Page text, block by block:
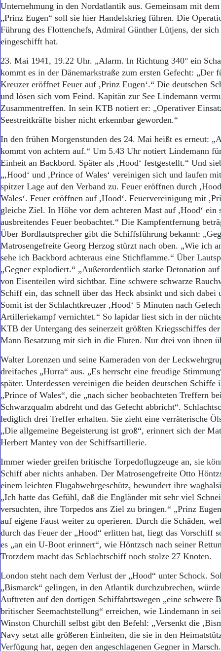
Unternehmung in den Nordatlantik aus. Gemeinsam mit
„Prinz Eugen“ soll sie hier Handelskrieg führen. Die
Führung des Flottenchefs, Admiral Günther Lütjens, der
eingeschifft hat.
23. Mai 1941, 19.22 Uhr. „Alarm. In Richtung 340° ein
kommt es in der Dänemarkstraße zum ersten Gefecht: „Der
Kreuzer eröffnet Feuer auf ,Prinz Eugen‘.“ Die deutschen
und lösen sich vom Feind. Kapitän zur See Lindemann
Zusammentreffen. In sein KTB notiert er: „Operativer
Seestreitkräfte bisher nicht erkennbar geworden.“
In den frühen Morgenstunden des 24. Mai heißt es erneut:
kommt von achtern auf.“ Um 5.43 Uhr notiert Lindemann
Einheit an Backbord. Später als ,Hood‘ festgestellt.“ Und
„,Hood‘ und ,Prince of Wales‘ vereinigen sich und laufen
spitzer Lage auf den Verband zu. Feuer eröffnen durch
Wales‘. Feuer eröffnen auf ,Hood‘. Feuervereinigung mit
gleiche Ziel. In Höhe vor dem achteren Mast auf ,Hood‘ ein
ausbreitendes Feuer beobachtet.“ Die Kampfentfernung
Über Bordlautsprecher gibt die Schiffsführung bekannt:
Matrosengefreite Georg Herzog stürzt nach oben. „Wie ich
sehe ich Backbord achteraus eine Stichflamme.“ Über
„Gegner explodiert.“ „Außerordentlich starke Detonation
von Eisenteilen wird sichtbar. Eine schwere schwarze
Schiff ein, das schnell über das Heck absinkt und sich dabei
Somit ist der Schlachtkreuzer ,Hood‘ 5 Minuten nach
Artilleriekampf vernichtet.“ So lapidar liest sich in der
KTB der Untergang des seinerzeit größten Kriegsschiffes
Mann Besatzung mit sich in die Fluten. Nur drei von ihnen
Walter Lorenzen und seine Kameraden von der
dreifaches „Hurra“ aus. „Es herrscht eine freudige
später. Unterdessen vereinigen die beiden deutschen Schiffe
„Prince of Wales“, die „nach sicher beobachteten Treffern
Schwarzqualm abdreht und das Gefecht abbricht“.
lediglich drei Treffer erhalten. Sie zieht eine verräterische
„Die allgemeine Begeisterung ist groß“, erinnert sich der
Herbert Mantey von der Schiffsartillerie.
Immer wieder greifen britische Torpedoflugzeuge an, sie
Schiff aber nichts anhaben. Der Matrosengefreite Otto
einem leichten Flugabwehrgeschütz, bewundert ihre
„Ich hatte das Gefühl, daß die Engländer mit sehr viel
versuchten, ihre Torpedos ans Ziel zu bringen.“ „Prinz
auf eigene Faust weiter zu operieren. Durch die Schäden,
durch das Feuer der „Hood“ erlitten hat, liegt das Vorschiff
es „an ein U-Boot erinnert“, wie Höntzsch nach seiner
Trotzdem macht das Schlachtschiff noch stolze 27 Knoten.
London steht nach dem Verlust der „Hood“ unter Schock.
„Bismarck“ gelingen, in den Atlantik durchzubrechen,
Auftreten auf den dortigen Schiffahrtswegen „eine schwere
britischer Seemachtstellung“ erreichen, wie Lindemann in
Winston Churchill selbst gibt den Befehl: „Versenkt die
Navy setzt alle größeren Einheiten, die sie in den
Verfügung hat, gegen den angeschlagenen Gegner in Marsch.